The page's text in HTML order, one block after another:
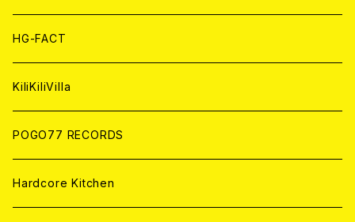
ANALOG
ANALOG
CD
ANALOG
HG-FACT
KiliKiliVilla
POGO77 RECORDS
Hardcore Kitchen